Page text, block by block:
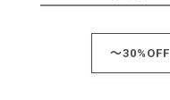
～30%OFF